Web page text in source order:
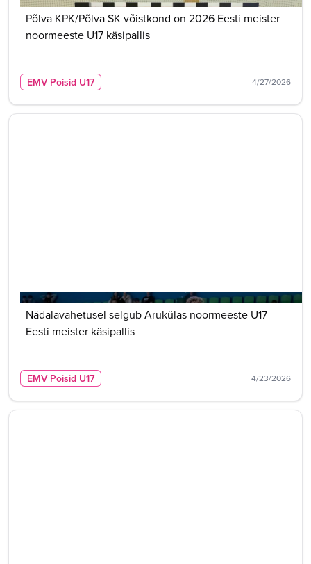
Põlva KPK/Põlva SK võistkond on 2026 Eesti meister
noormeeste U17 käsipallis
EMV Poisid U17 4/27/2026
Nädalavahetusel selgub Arukülas noormeeste U17
Eesti meister käsipallis
EMV Poisid U17 4/23/2026